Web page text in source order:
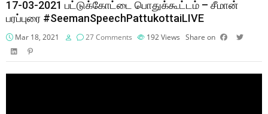
17-03-2021 பட்டுக்கோட்டை பொதுக்கூட்டம் – சீமான்
பரப்புரை #SeemanSpeechPattukottaiLIVE
Mar 18, 2021 27 Comments 192Views Share on